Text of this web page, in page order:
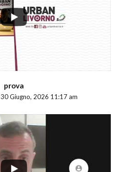
prova
30 Giugno, 2026 11:17 am